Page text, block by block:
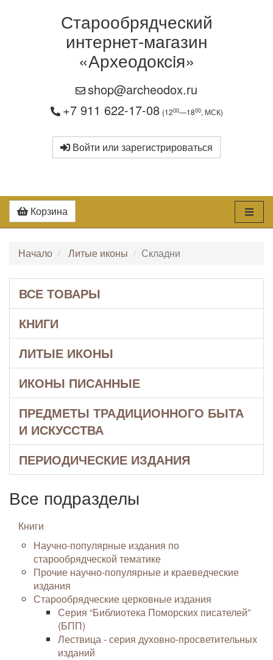
Старообрядческий
интернет-магазин
«Археодоксiя»
shop@archeodox.ru
+7 911 622-17-08 (1200—1800, МСК)
Войти или зарегистрироваться
Корзина
Начало Литые иконы Складни
ВСЕ ТОВАРЫ
КНИГИ
ЛИТЫЕ ИКОНЫ
ИКОНЫ ПИСАННЫЕ
ПРЕДМЕТЫ ТРАДИЦИОННОГО БЫТА
И ИСКУССТВА
ПЕРИОДИЧЕСКИЕ ИЗДАНИЯ
Все подразделы
Книги
Научно-популярные издания по
старообрядческой тематике
Прочие научно-популярные и краеведческие
издания
Старообрядческие церковные издания
Серия “Библиотека Поморских писателей”
(БПП)
Лествица - серия духовно-просветительных
изданий